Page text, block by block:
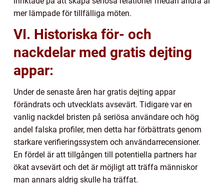
mer lämpade för tillfälliga möten.
VI. Historiska för- och
nackdelar med gratis dejting
appar:
Under de senaste åren har gratis dejting appar
förändrats och utvecklats avsevärt. Tidigare var en
vanlig nackdel bristen på seriösa användare och hög
andel falska profiler, men detta har förbättrats genom
starkare verifieringssystem och användarrecensioner.
En fördel är att tillgången till potentiella partners har
ökat avsevärt och det är möjligt att träffa människor
man annars aldrig skulle ha träffat.